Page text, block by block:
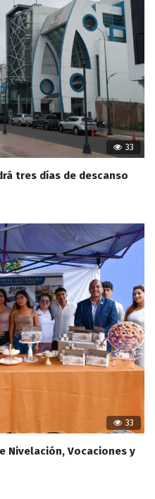
33
tres días de descanso
33
Nivelación, Vocaciones y